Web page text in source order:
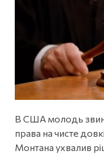
В США молодь
права на чисте
Монтана ухвалив